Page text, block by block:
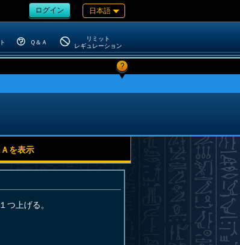
ログイン 日本語
Ｑ＆Ａ
リミット
レギュレーション
?
を表示
つ上げる。